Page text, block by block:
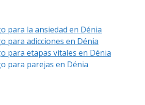
para la ansiedad en Dénia
para adicciones en Dénia
para etapas vitales en Dénia
para parejas en Dénia